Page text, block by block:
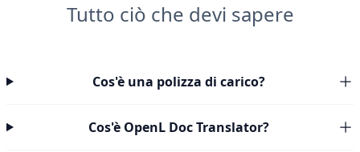
Tutto ciò che devi sapere
Cos'è una polizza di carico?
Cos'è OpenL Doc Translator?